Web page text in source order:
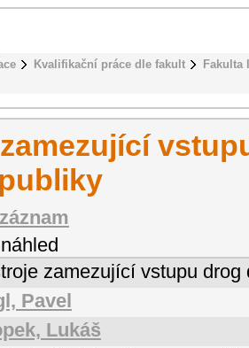
Kvalifikační práce dle fakult
zamezující vstupu drog
Pavel
Lukáš